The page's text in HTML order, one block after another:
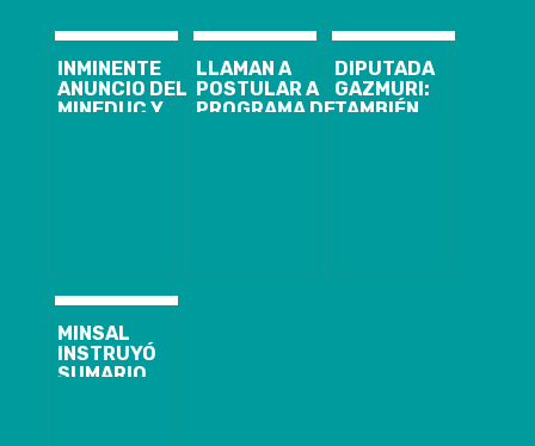
INMINENTE
ANUNCIO DEL
MINEDUC Y
RESPIRATORIAS
LLAMAN A
POSTULAR A
PROGRAMA DE
DIPUTADA
GAZMURI:
TAMBIÉN
MINSAL
INSTRUYÓ
SUMARIO